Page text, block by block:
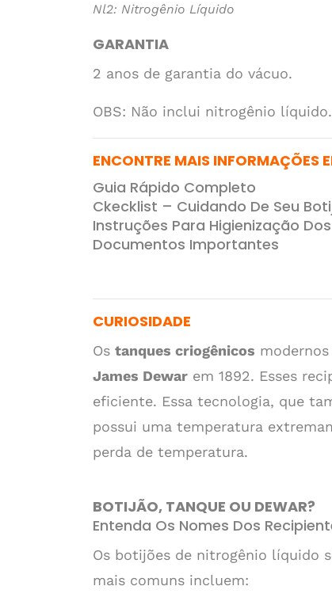
Nl2: Nitrogênio Líquido
GARANTIA
2 anos de garantia do vácuo.
OBS: Não inclui nitrogênio líquido.
ENCONTRE MAIS INFORMAÇÕES
Guia Rápido Completo
Ckecklist – Cuidando De Seu
Instruções Para Higienização
Documentos Importantes
CURIOSIDADE
Os tanques criogênicos
James Dewar em 1892. Esses
eficiente. Essa tecnologia, que
possui uma temperatura
perda de temperatura.
BOTIJÃO, TANQUE OU DEWAR?
Entenda Os Nomes Dos
Os botijões de nitrogênio líquido
mais comuns incluem: